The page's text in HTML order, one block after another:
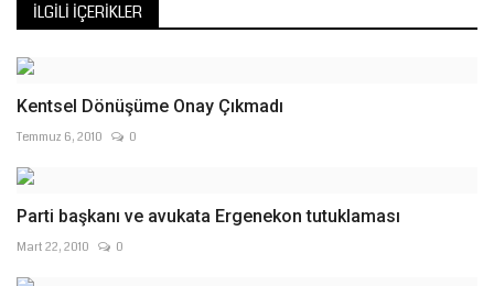
İLGILI İÇERIKLER
Kentsel Dönüşüme Onay Çıkmadı
Temmuz 6, 2010 0
Parti başkanı ve avukata Ergenekon tutuklaması
Mart 22, 2010 0